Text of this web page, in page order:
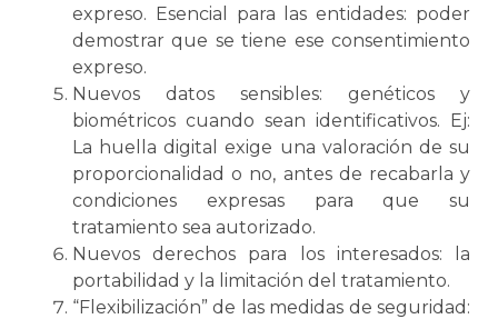
expreso. Esencial para las entidades: poder
demostrar que se tiene ese consentimiento
expreso.
Nuevos datos sensibles: genéticos y
biométricos cuando sean identificativos. Ej:
La huella digital exige una valoración de su
proporcionalidad o no, antes de recabarla y
condiciones expresas para que su
tratamiento sea autorizado.
Nuevos derechos para los interesados: la
portabilidad y la limitación del tratamiento.
“Flexibilización” de las medidas de seguridad: